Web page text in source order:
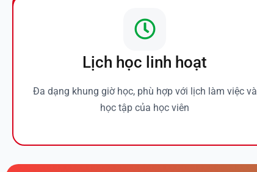
Lịch học linh hoạt
Đa dạng khung giờ học, phù hợp với lịch làm việc và
học tập của học viên